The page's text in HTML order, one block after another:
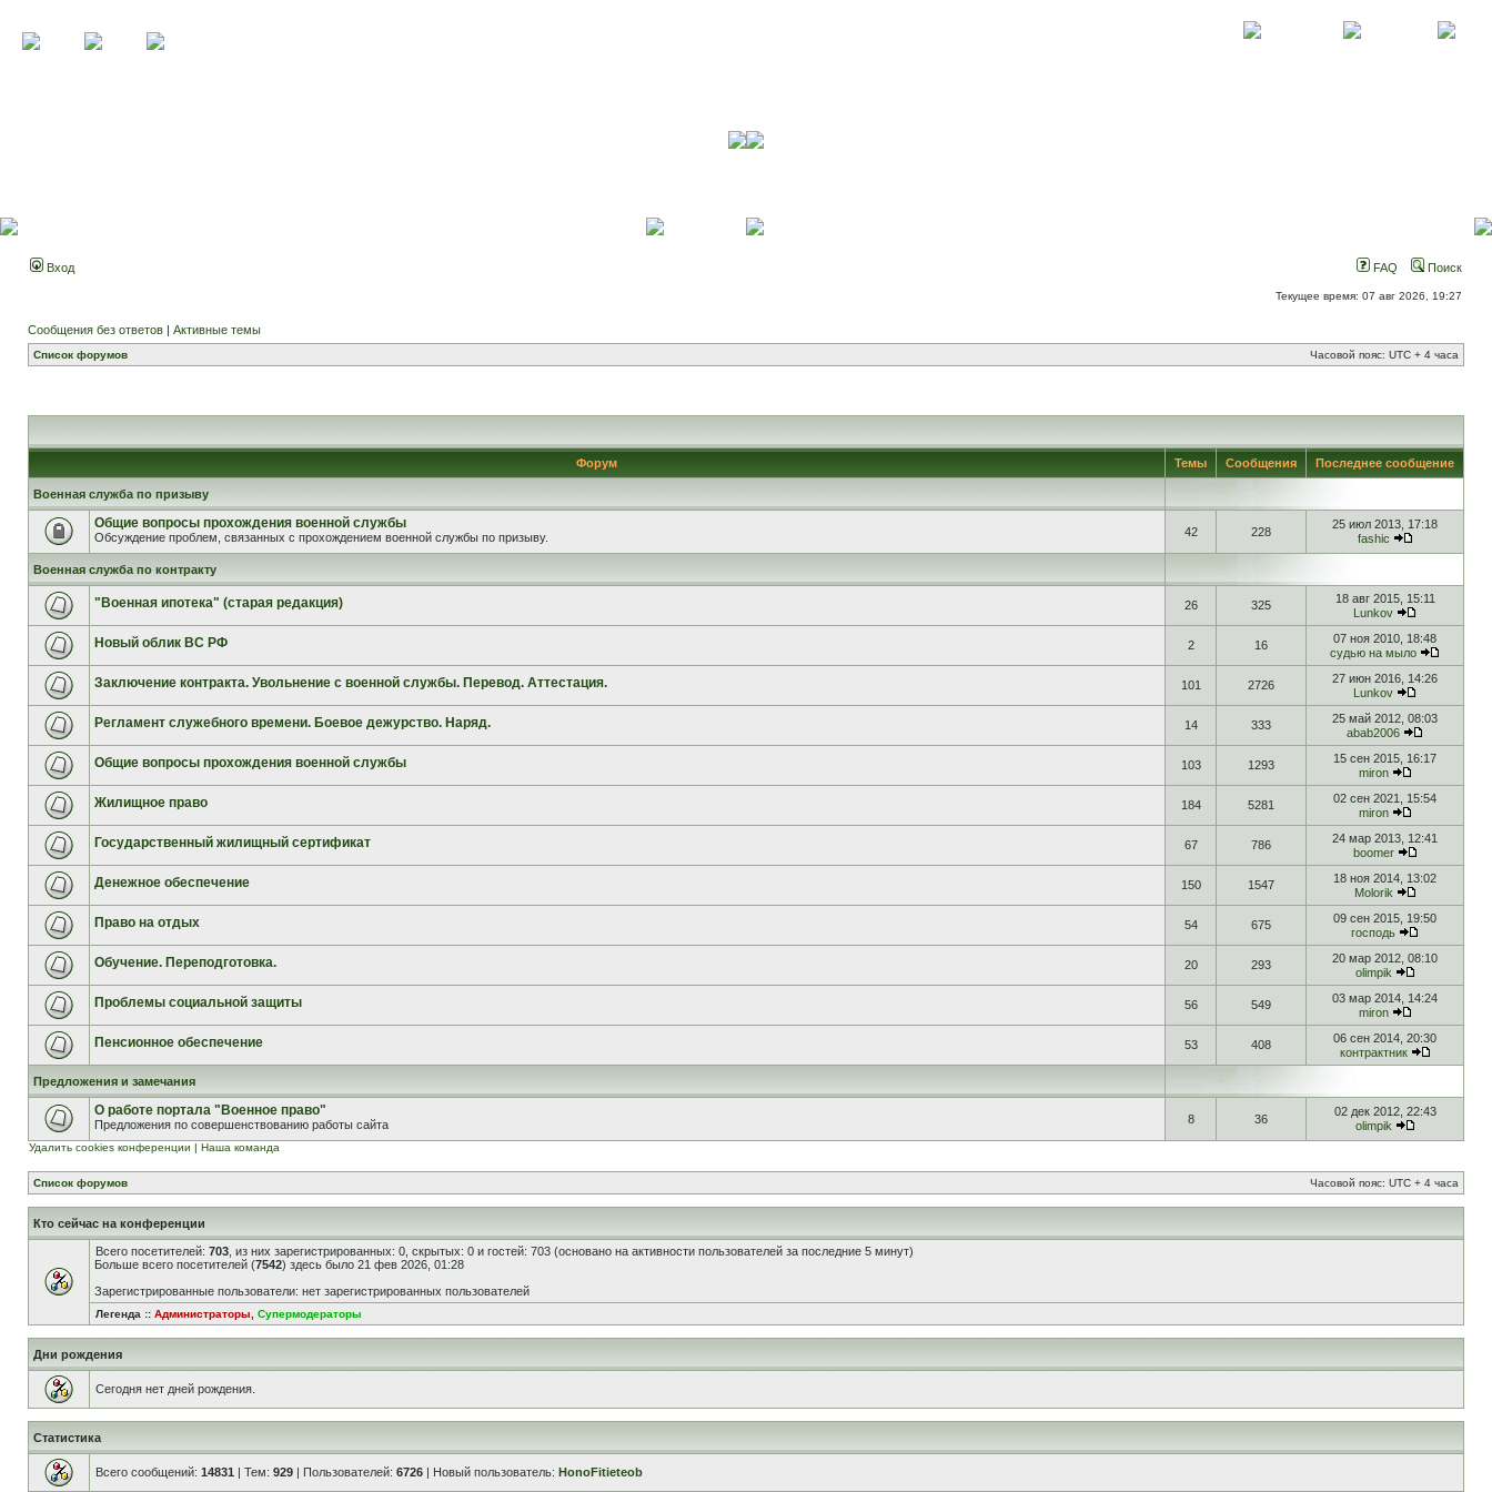
Вход FAQ Поиск
Текущее время: 07 авг 2026, 19:27
Сообщения без ответов | Активные темы
Список форумов Часовой пояс: UTC + 4 часа
Форум Темы Сообщения Последнее сообщение
Военная служба по призыву
Общие вопросы прохождения военной службы
Обсуждение проблем, связанных с прохождением военной службы по призыву. 42 228
25 июл 2013, 17:18
fashic
Военная служба по контракту
"Военная ипотека" (старая редакция) 26 325
18 авг 2015, 15:11
Lunkov
Новый облик ВС РФ 2 16
07 ноя 2010, 18:48
судью на мыло
Заключение контракта. Увольнение с военной службы. Перевод. Аттестация. 101 2726
27 июн 2016, 14:26
Lunkov
Регламент служебного времени. Боевое дежурство. Наряд. 14 333
25 май 2012, 08:03
abab2006
Общие вопросы прохождения военной службы 103 1293
15 сен 2015, 16:17
miron
Жилищное право 184 5281
02 сен 2021, 15:54
miron
Государственный жилищный сертификат 67 786
24 мар 2013, 12:41
boomer
Денежное обеспечение 150 1547
18 ноя 2014, 13:02
Molorik
Право на отдых 54 675
09 сен 2015, 19:50
господь
Обучение. Переподготовка. 20 293
20 мар 2012, 08:10
olimpik
Проблемы социальной защиты 56 549
03 мар 2014, 14:24
miron
Пенсионное обеспечение 53 408
06 сен 2014, 20:30
контрактник
Предложения и замечания
О работе портала "Военное право"
Предложения по совершенствованию работы сайта 8 36
02 дек 2012, 22:43
olimpik
Удалить cookies конференции | Наша команда
Список форумов Часовой пояс: UTC + 4 часа
Кто сейчас на конференции
Всего посетителей: 703 , из них зарегистрированных: 0, скрытых: 0 и гостей: 703 (основано на активности пользователей за последние 5 минут)
Больше всего посетителей (7542) здесь было 21 фев 2026, 01:28
Зарегистрированные пользователи: нет зарегистрированных пользователей
Легенда :: Администраторы Супермодераторы
Дни рождения
Сегодня нет дней рождения.
Статистика
Всего сообщений: 14831 | Тем: 929 | Пользователей: 6726 | Новый пользователь: HonoFitieteob